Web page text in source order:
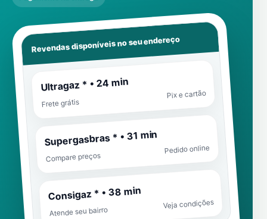
Revendas disponíveis no seu endereço
Ultragaz * • 24 min
Frete grátis
Pix e cartão
Supergasbras * • 31 min
Compare preços
Pedido online
Consigaz * • 38 min
Atende seu bairro
Veja condições